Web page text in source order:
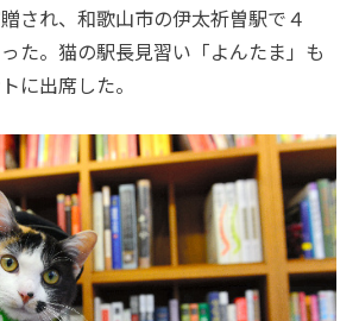
され、和歌山市の伊太祈曽駅で４
た。猫の駅長見習い「よんたま」も
に出席した。